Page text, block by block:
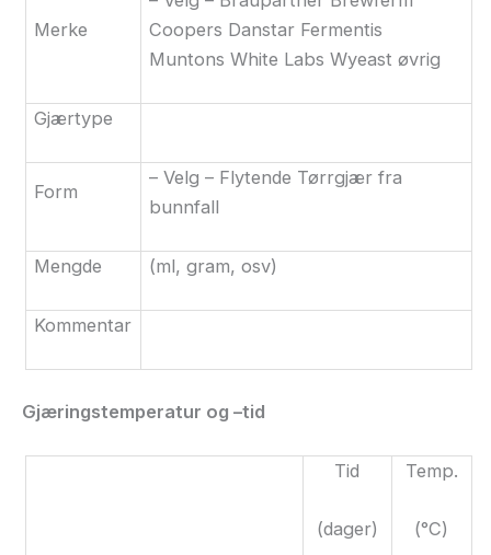
Merke
Coopers Danstar Fermentis
Muntons White Labs Wyeast øvrig
Gjærtype
Form
– Velg – Flytende Tørrgjær fra
bunnfall
Mengde (ml, gram, osv)
Kommentar
Gjæringstemperatur og –tid
Tid
(dager)
Temp.
(°C)